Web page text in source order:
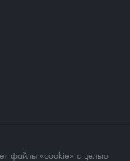
файлы «cookie» с целью